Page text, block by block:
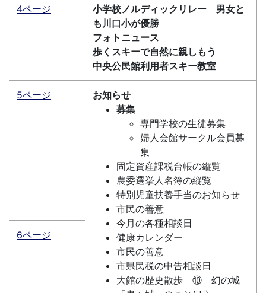
4ページ
小学校ノルディックリレー 男女と
も川口小が優勝
フォトニュース
歩くスキーで自然に親しもう
中央公民館利用者スキー教室
5ページ
お知らせ
募集
専門学校の生徒募集
婦人会館サークル会員募
集
固定資産課税台帳の縦覧
農委選挙人名簿の縦覧
特別児童扶養手当のお知らせ
市民の善意
今月の各種相談日
健康カレンダー
市民の善意
市県民税の申告相談日
大館の歴史散歩 ⑩ 幻の城
6ページ